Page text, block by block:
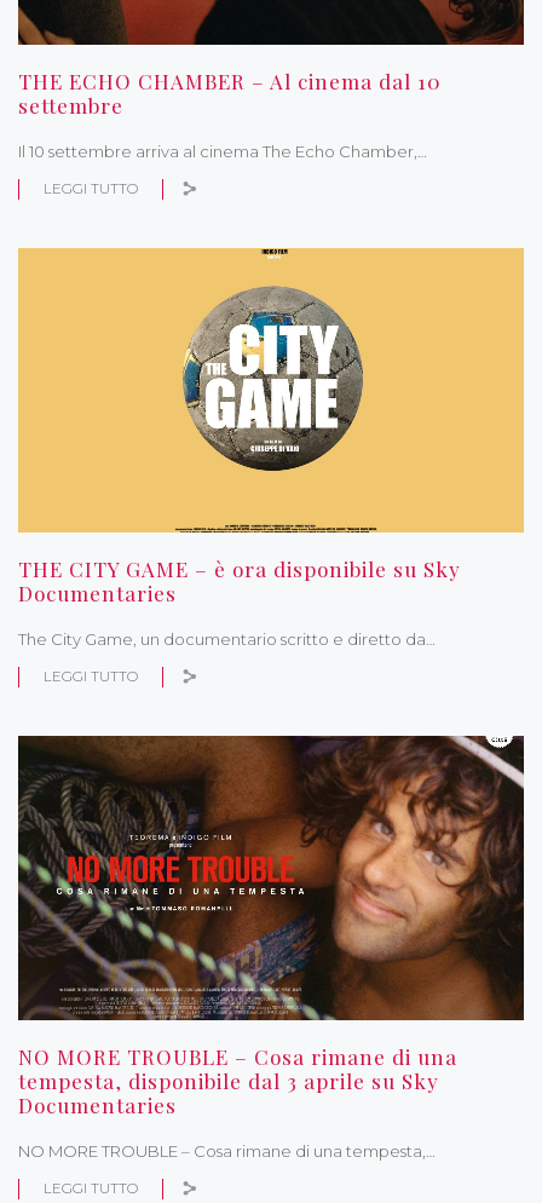
THE ECHO CHAMBER – Al cinema dal 10
settembre
Il 10 settembre arriva al cinema The Echo Chamber,…
LEGGI TUTTO
THE CITY GAME – è ora disponibile su Sky
Documentaries
The City Game, un documentario scritto e diretto da…
LEGGI TUTTO
NO MORE TROUBLE – Cosa rimane di una
tempesta, disponibile dal 3 aprile su Sky
Documentaries
NO MORE TROUBLE – Cosa rimane di una tempesta,…
LEGGI TUTTO